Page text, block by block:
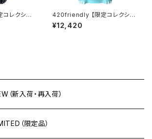
レクショ
Bong
イリアン
420friendly 【限定コレクショ
ン】Green Bud Monster Bon
g / グリーンバッドモンスターボ
¥12,420
新入荷・再入荷）
（限定品）